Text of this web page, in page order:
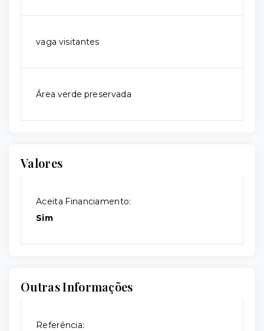
vaga visitantes
Área verde preservada
Valores
Aceita Financiamento:
Sim
Outras Informações
Referência: